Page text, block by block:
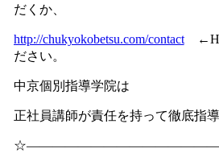
だくか、
http://chukyokobetsu.com/contact←HP
ださい。
中京個別指導学院は
正社員講師が責任を持って徹底指